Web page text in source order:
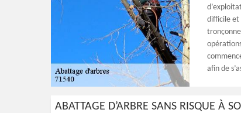
difficile et
afin de
ABATTAGE D’ARBRE SANS RISQUE À